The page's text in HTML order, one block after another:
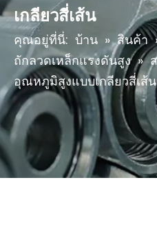
เกลียวสี่เส้น
คุณอยู่ที่นี่: บ้าน » สินค้า
ถักลวดเหล็กแรงดันสูง »
อุณหภูมิสูงแบบเกลียวสี่เส้น